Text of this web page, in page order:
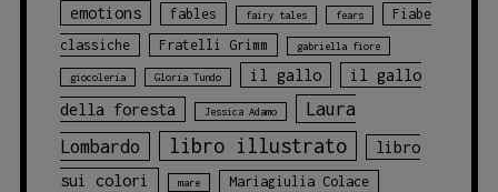
emotions
fables fairy tales fears
Fiabe
classiche
Fratelli Grimm gabriella fiore
giocoleria Gloria Tundo il gallo
il gallo
della foresta
Jessica Adamo
Laura
Lombardo
libro illustrato
libro
sui colori
mare Mariagiulia Colace